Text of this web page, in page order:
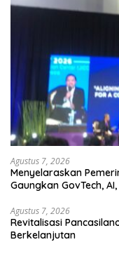
Agustus 7, 2026
Menyelaraskan
Gaungkan GovTech,
Agustus 7, 2026
Revitalisasi
Berkelanjutan